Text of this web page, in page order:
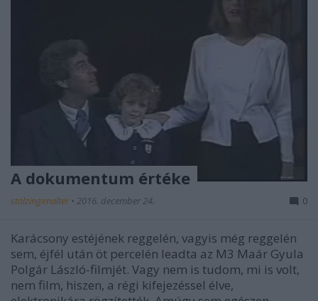
A dokumentum értéke
stolzingimalter • 2016. december 24. 0
Karácsony estéjének reggelén, vagyis még reggelén
sem, éjfél után öt percelén leadta az M3 Maár Gyula
Polgár László-filmjét. Vagy nem is tudom, mi is volt,
nem film, hiszen, a régi kifejezéssel élve,